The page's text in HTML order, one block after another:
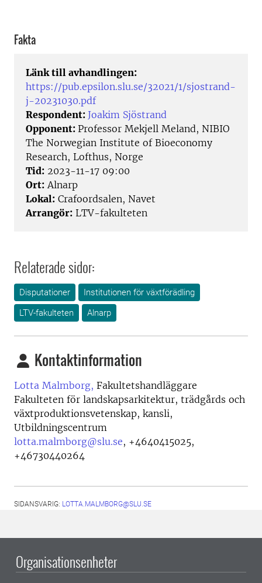
Fakta
Länk till avhandlingen:
https://pub.epsilon.slu.se/32021/1/sjostrand-
j-20231030.pdf
Respondent: Joakim Sjöstrand
Opponent: Professor Mekjell Meland, NIBIO
The Norwegian Institute of Bioeconomy
Research, Lofthus, Norge
Tid: 2023-11-17 09:00
Ort: Alnarp
Lokal: Crafoordsalen, Navet
Arrangör: LTV-fakulteten
Relaterade sidor:
Disputationer
Institutionen för växtförädling
LTV-fakulteten
Alnarp
Kontaktinformation
Lotta Malmborg, Fakultetshandläggare
Fakulteten för landskapsarkitektur, trädgårds och
växtproduktionsvetenskap, kansli,
Utbildningscentrum
lotta.malmborg@slu.se, +4640415025,
+46730440264
SIDANSVARIG: LOTTA.MALMBORG@SLU.SE
Organisationsenheter